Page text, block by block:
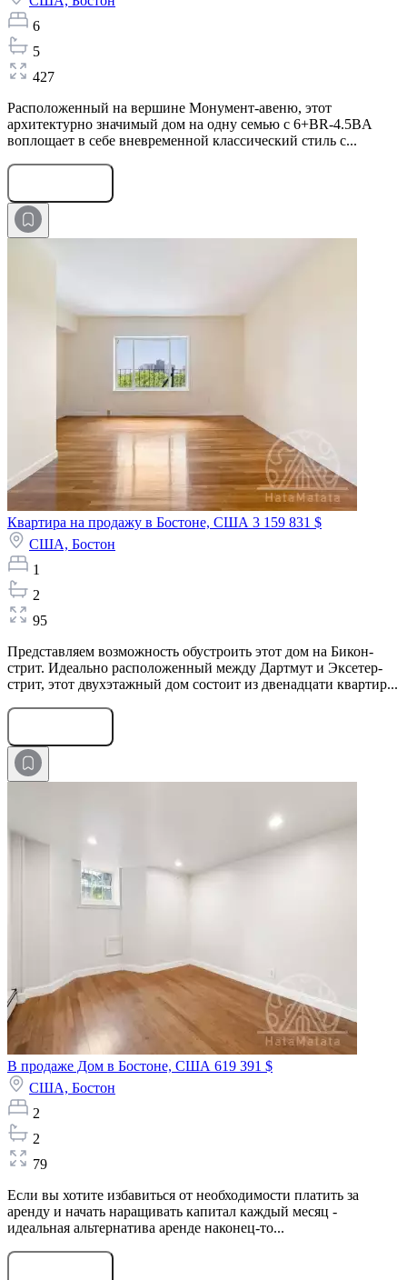
6
5
427
Расположенный на вершине Монумент-авеню, этот
архитектурно значимый дом на одну семью с 6+BR-4.5BA
воплощает в себе вневременной классический стиль с...
Квартира на продажу в Бостоне, США 3 159 831 $
США, Бостон
1
2
95
Представляем возможность обустроить этот дом на Бикон-
стрит. Идеально расположенный между Дартмут и Эксетер-
стрит, этот двухэтажный дом состоит из двенадцати квартир...
В продаже Дом в Бостоне, США 619 391 $
США, Бостон
2
2
79
Если вы хотите избавиться от необходимости платить за
аренду и начать наращивать капитал каждый месяц -
идеальная альтернатива аренде наконец-то...